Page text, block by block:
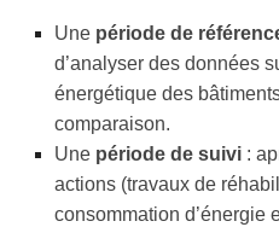
Une période de
d’analyser des données
énergétique des
comparaison.
Une période de suivi :
actions (travaux de
consommation d’énergie